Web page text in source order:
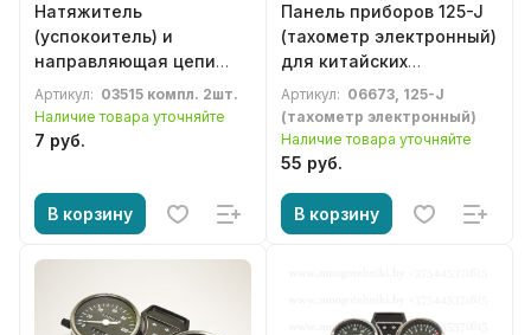
Натяжитель
(успокоитель) и
направляющая цепи
стартера мопеда 49-
125сс Delta, Alpha,
Дельта, Альфа, RX-8,
Active, Irokez, Racer,
Альфамото, Minsk
Артикул: 03515 компл. 2шт.
Наличие товара уточняйте
7 руб.
В корзину
Панель приборов 125-J
(тахометр электронный)
для китайских
мотоциклов Racer,
Minsk, Irbis, Viper, Lifan,
Loncin, Zongshen, SYM,
Forsage, Cronus, Stels,
Артикул: 06673, 125-J
(тахометр электронный)
Наличие товара уточняйте
55 руб.
В корзину